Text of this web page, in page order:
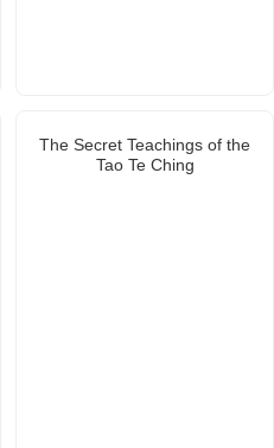
The Secret Teachings of the
Tao Te Ching